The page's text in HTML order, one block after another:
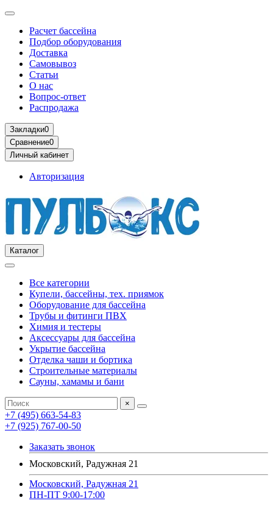
Расчет бассейна
Подбор оборудования
Доставка
Самовывоз
Статьи
О нас
Вопрос-ответ
Распродажа
Закладки0
Сравнение0
Личный кабинет
Авторизация
Каталог
Все категории
Купели, бассейны, тех. приямок
Оборудование для бассейна
Трубы и фитинги ПВХ
Химия и тестеры
Аксессуары для бассейна
Укрытие бассейна
Отделка чаши и бортика
Строительные материалы
Сауны, хамамы и бани
×
+7 (495) 663-54-83
+7 (925) 767-00-50
Заказать звонок
Московский, Радужная 21
Московский, Радужная 21
ПН-ПТ 9:00-17:00